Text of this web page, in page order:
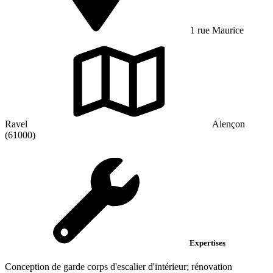
1 rue Maurice
Ravel
Alençon
(61000)
Expertises
Conception de garde corps d'escalier d'intérieur; rénovation